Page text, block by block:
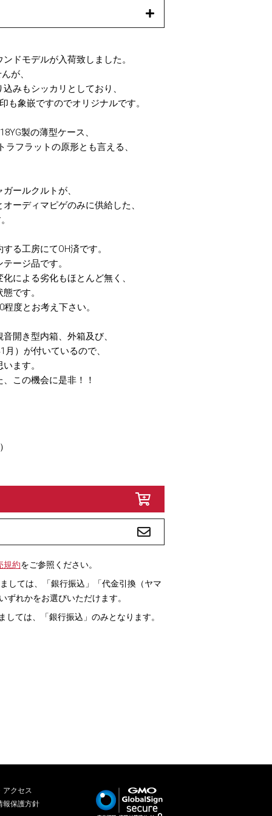
ドモデルが入荷致しました。
が、
みもシッカリとしており、
も象嵌ですのでオリジナルです。
製の薄型ケース、
フラットの原形とも言える、
ールクルトが、
ーディマピゲのみに供給した、
る工房にてOH済です。
ージ品です。
による劣化もほとんど無く、
です。
度とお考え下さい。
開き型内箱、外箱及び、
）が付いているので、
ます。
この機会に是非！！
規約をご参照ください。
しては、「銀行振込」「代金引換（ヤマ
ずれかをお選びいただけます。
ては、「銀行振込」のみとなります。
アクセス
報保護方針